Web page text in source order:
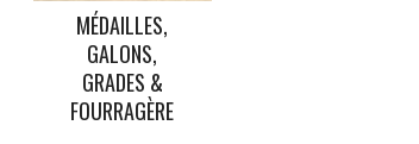
MÉDAILLES,
GALONS,
GRADES &
FOURRAGÈRE